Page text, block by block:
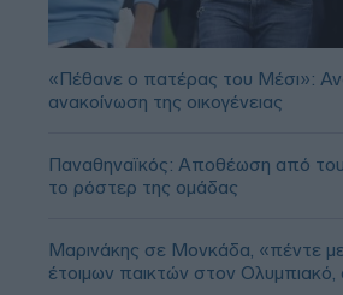
«Πέθανε ο πατέρας του Μέσι»:
ανακοίνωση της οικογένειας
Παναθηναϊκός: Αποθέωση από
το ρόστερ της ομάδας
Μαρινάκης σε Μονκάδα, «πέντε
έτοιμων παικτών στον